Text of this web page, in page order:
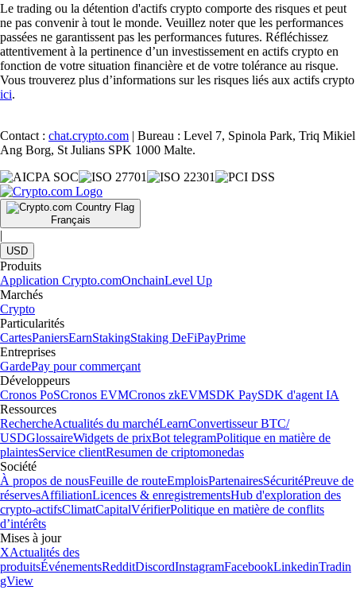
Le trading ou la détention d'actifs crypto comporte des risques et peut
ne pas convenir à tout le monde. Veuillez noter que les performances
passées ne garantissent pas les performances futures. Réfléchissez
attentivement à la pertinence d’un investissement en actifs crypto en
fonction de votre situation financière et de votre tolérance au risque.
Vous trouverez plus d’informations sur les risques liés aux actifs crypto
ici.
Contact : chat.crypto.com | Bureau : Level 7, Spinola Park, Triq Mikiel
Ang Borg, St Julians SPK 1000 Malte.
Français
|
USD
Produits
Application Crypto.comOnchainLevel Up
Marchés
Crypto
Particularités
CartesPaniersEarnStakingStaking DeFiPayPrime
Entreprises
GardePay pour commerçant
Développeurs
Cronos PoSCronos EVMCronos zkEVMSDK PaySDK d'agent IA
Ressources
RechercheActualités du marchéLearnConvertisseur BTC/
USDGlossaireWidgets de prixBot telegramPolitique en matière de
plaintesService clientResumen de criptomonedas
Société
À propos de nousFeuille de routeEmploisPartenairesSécuritéPreuve de
réservesAffiliationLicences & enregistrementsHub d'exploration des
crypto-actifsClimatCapitalVérifierPolitique en matière de conflits
d’intérêts
Mises à jour
XActualités des
produitsÉvénementsRedditDiscordInstagramFacebookLinkedinTradin
gView